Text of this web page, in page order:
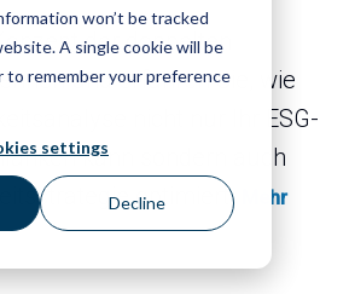
won’t be tracked
A single cookie will be
to remember your preference
settings
Decline
der doppelten
und erfahren Sie, wie
nicht nur Ihr ESG-
kann sondern auch
optimiert.
Mehr